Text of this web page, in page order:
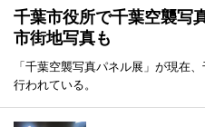
千葉市役所で千葉空襲
市街地写真も
「千葉空襲写真パネル展」が現在
行われている。